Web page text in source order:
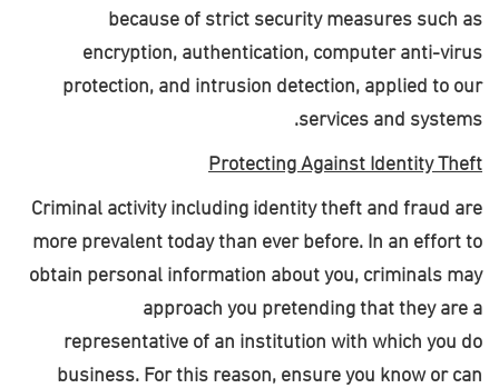
because of strict security measures such as
encryption, authentication, computer anti-virus
protection, and intrusion detection, applied to our
services and systems
.
Protecting Against Identity Theft
Criminal activity including identity theft and fraud are
more prevalent today than ever before. In an effort to
obtain personal information about you, criminals may
approach you pretending that they are a
representative of an institution with which you do
business. For this reason, ensure you know or can